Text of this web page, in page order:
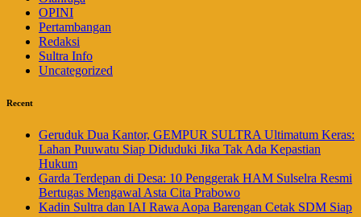
OPINI
Pertambangan
Redaksi
Sultra Info
Uncategorized
Recent
Geruduk Dua Kantor, GEMPUR SULTRA Ultimatum Keras:
Lahan Puuwatu Siap Diduduki Jika Tak Ada Kepastian
Hukum
Garda Terdepan di Desa: 10 Penggerak HAM Sulselra Resmi
Bertugas Mengawal Asta Cita Prabowo
Kadin Sultra dan IAI Rawa Aopa Barengan Cetak SDM Siap